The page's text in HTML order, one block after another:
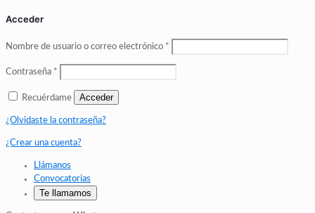
Acceder
Nombre de usuario o correo electrónico *
Contraseña *
Recuérdame Acceder
¿Olvidaste la contraseña?
¿Crear una cuenta?
Llámanos
Convocatorias
Te llamamos